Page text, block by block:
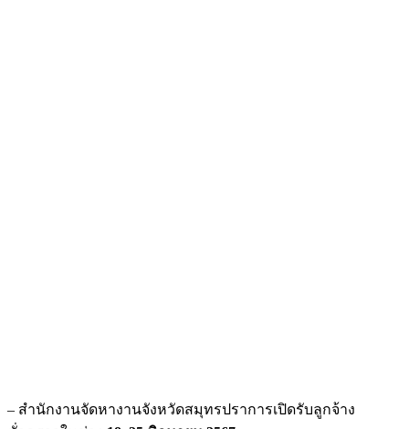
– สำนักงานจัดหางานจังหวัดสมุทรปราการเปิดรับลูกจ้าง